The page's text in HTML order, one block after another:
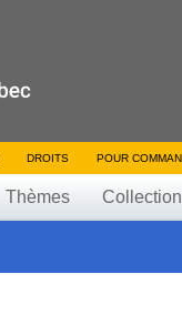
DROITS POUR
Thèmes